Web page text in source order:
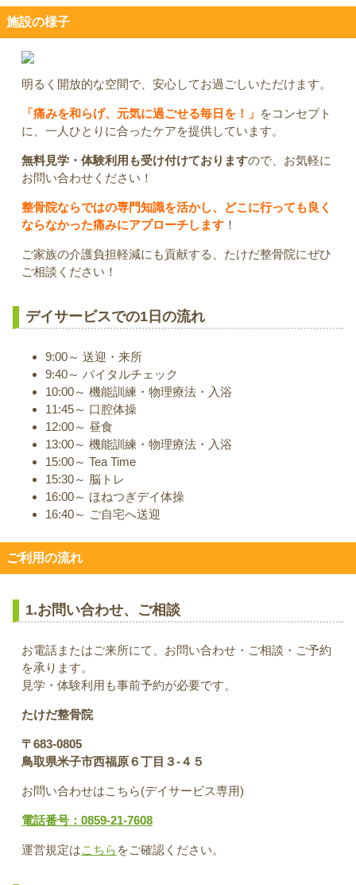
施設の様子
明るく開放的な空間で、安心してお過ごしいただけます。
「痛みを和らげ、元気に過ごせる毎日を！」 をコンセプト
に、一人ひとりに合ったケアを提供しています。
無料見学・体験利用も受け付けておりますので、お気軽に
お問い合わせください！
整骨院ならではの専門知識を活かし、どこに行っても良く
ならなかった痛みにアプローチします ！
ご家族の介護負担軽減にも貢献する、たけだ整骨院にぜひ
ご相談ください！
デイサービスでの1日の流れ
9:00～ 送迎・来所
9:40～ バイタルチェック
10:00～ 機能訓練・物理療法・入浴
11:45～ 口腔体操
12:00～ 昼食
13:00～ 機能訓練・物理療法・入浴
15:00～ Tea Time
15:30～ 脳トレ
16:00～ ほねつぎデイ体操
16:40～ ご自宅へ送迎
ご利用の流れ
1.お問い合わせ、ご相談
お電話またはご来所にて、お問い合わせ・ご相談・ご予約
を承ります。
見学・体験利用も事前予約が必要です。
たけだ整骨院
〒683-0805
鳥取県米子市西福原６丁目３-４５
お問い合わせはこちら(デイサービス専用)
電話番号：0859-21-7608
運営規定はこちら をご確認ください。